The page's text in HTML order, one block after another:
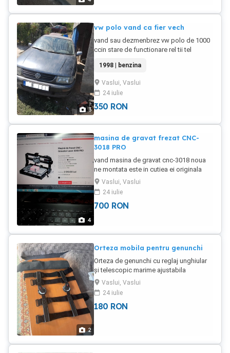
3
vw polo vand ca fier vech
vand sau dezmenbrez vw polo de 1000
ccin stare de functionare rel tii tel
motorul esteAER si este defect duar
blocul motoe restul pieselor sunu ok
inclusiv elementele de caroserie
1998 | benzina
Vaslui, Vaslui
24 iulie
350 RON
4
masina de gravat frezat CNC-
3018 PRO
vand masina de gravat cnc-3018 noua
ne montata este in cutiea ei originala
provenienta UK
Vaslui, Vaslui
24 iulie
700 RON
2
Orteza mobila pentru genunchi
Orteza de genunchi cu reglaj unghiular
și telescopic marime ajustabila
universalâ. noă costa 500 lei eu cer pe ia
180 lei și
transportul.0șapte5patru2nouă9zero8și
unu
Vaslui, Vaslui
24 iulie
180 RON